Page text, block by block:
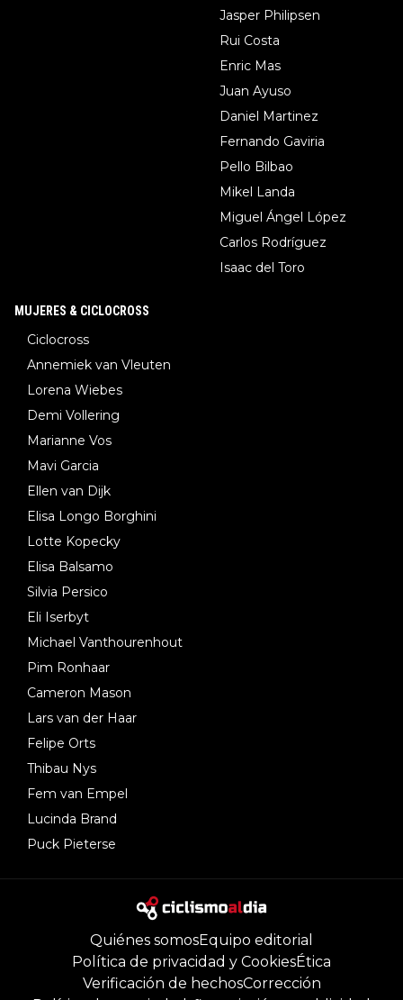
Jasper Philipsen
Rui Costa
Enric Mas
Juan Ayuso
Daniel Martinez
Fernando Gaviria
Pello Bilbao
Mikel Landa
Miguel Ángel López
Carlos Rodríguez
Isaac del Toro
MUJERES & CICLOCROSS
Ciclocross
Annemiek van Vleuten
Lorena Wiebes
Demi Vollering
Marianne Vos
Mavi Garcia
Ellen van Dijk
Elisa Longo Borghini
Lotte Kopecky
Elisa Balsamo
Silvia Persico
Eli Iserbyt
Michael Vanthourenhout
Pim Ronhaar
Cameron Mason
Lars van der Haar
Felipe Orts
Thibau Nys
Fem van Empel
Lucinda Brand
Puck Pieterse
Quiénes somosEquipo editorial
Política de privacidad y CookiesÉtica
Verificación de hechosCorrección